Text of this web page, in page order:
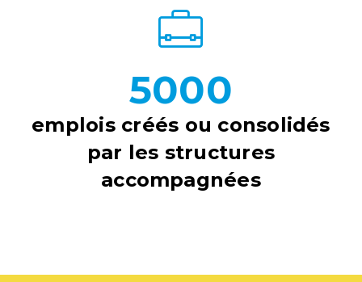
5000
emplois créés ou consolidés
par les structures
accompagnées